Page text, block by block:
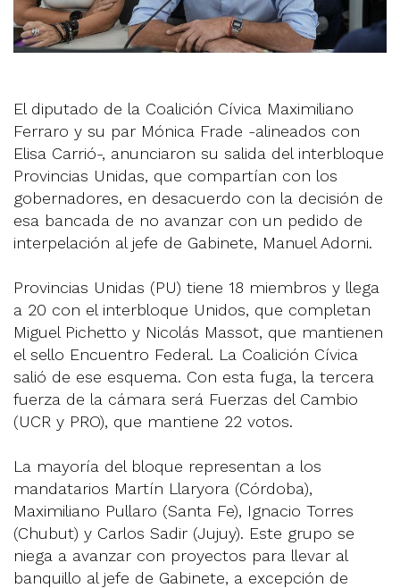
El diputado de la Coalición Cívica Maximiliano
Ferraro y su par Mónica Frade -alineados con
Elisa Carrió-, anunciaron su salida del interbloque
Provincias Unidas, que compartían con los
gobernadores, en desacuerdo con la decisión de
esa bancada de no avanzar con un pedido de
interpelación al jefe de Gabinete, Manuel Adorni.
Provincias Unidas (PU) tiene 18 miembros y llega
a 20 con el interbloque Unidos, que completan
Miguel Pichetto y Nicolás Massot, que mantienen
el sello Encuentro Federal. La Coalición Cívica
salió de ese esquema. Con esta fuga, la tercera
fuerza de la cámara será Fuerzas del Cambio
(UCR y PRO), que mantiene 22 votos.
La mayoría del bloque representan a los
mandatarios Martín Llaryora (Córdoba),
Maximiliano Pullaro (Santa Fe), Ignacio Torres
(Chubut) y Carlos Sadir (Jujuy). Este grupo se
niega a avanzar con proyectos para llevar al
banquillo al jefe de Gabinete, a excepción de